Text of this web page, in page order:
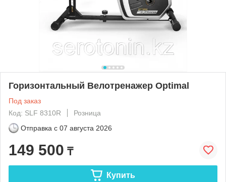
Горизонтальный Велотренажер Optimal
Под заказ
Код: SLF 8310R
Розница
Отправка с 07 августа 2026
149 500 ₸
Купить